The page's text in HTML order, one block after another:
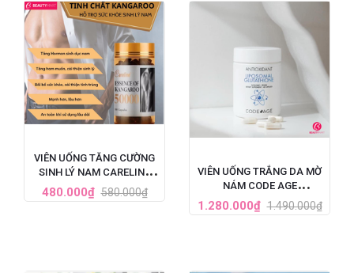
VIÊN UỐNG TĂNG CƯỜNG
SINH LÝ NAM CARELINE
ESSENCE OF KANGAROO
50000
480.000₫ 580.000₫
VIÊN UỐNG TRẮNG DA MỜ
NÁM CODE AGE
LIPOSOMAL GLUTATHIONE
HỘP 60 VIÊN
1.280.000₫ 1.490.000₫